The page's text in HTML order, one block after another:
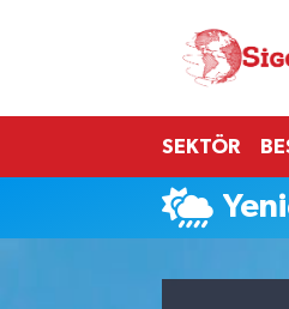
SEKTÖR
Nöbetçi Eczaneler
Hava Durumu
Namaz Vakitleri